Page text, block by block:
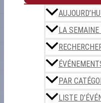
LA SEMAINE
PAR
LISTE